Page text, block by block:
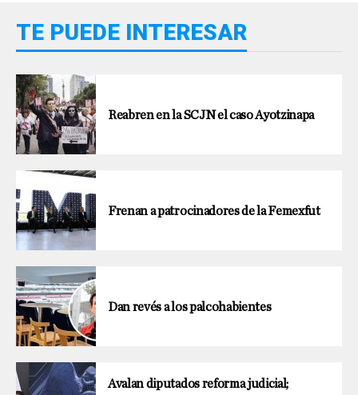
TE PUEDE INTERESAR
Reabren en la SCJN el caso Ayotzinapa
Frenan a patrocinadores de la Femexfut
Dan revés a los palcohabientes
Avalan diputados reforma judicial;